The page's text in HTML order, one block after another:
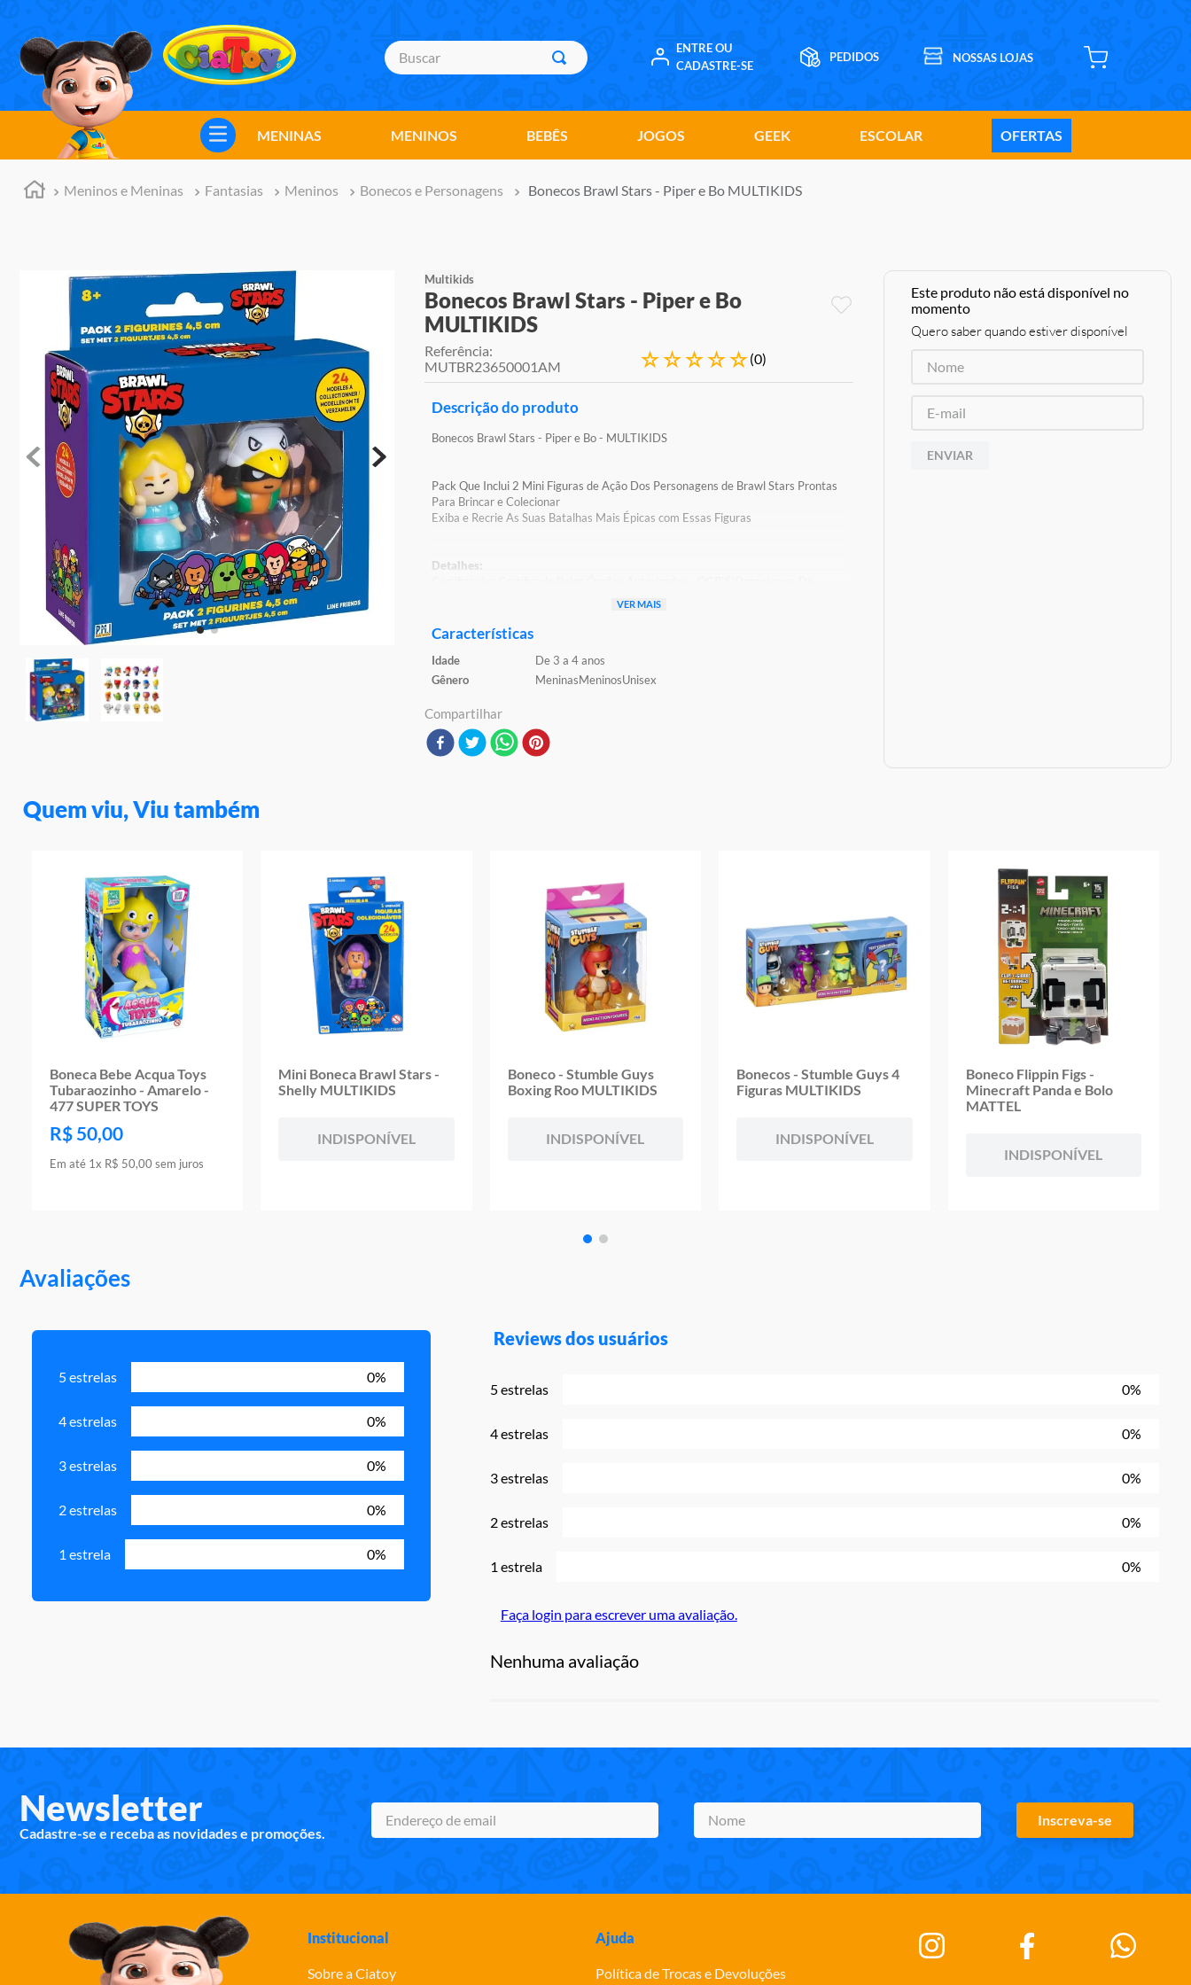
Buscar
ENTRE OU
CADASTRE-SE
MENINAS MENINOS BEBÊS JOGOS GEEK ESCOLAR OFERTAS
Meninos e Meninas Fantasias Meninos Bonecos e Personagens Bonecos Brawl Stars - Piper e Bo MULTIKIDS
Multikids
Bonecos Brawl Stars - Piper e Bo
MULTIKIDS
Referência:
MUTBR23650001AM
☆☆☆☆☆(0)
Descrição do produto
Bonecos Brawl Stars - Piper e Bo - MULTIKIDS
Pack Que Inclui 2 Mini Figuras de Ação Dos Personagens de Brawl Stars Prontas
Para Brincar e Colecionar
Exiba e Recrie As Suas Batalhas Mais Épicas com Essas Figuras
Detalhes:
Conteúdo da Embalagem: 2 Bonecos Miniatura
Material/Composição: Plástico
Marca: Multikids
Modelo: Braw Stars
Idade Indicada: 3+
Peso Aproximado: 0,100kg
VER MAIS
Características
Idade
De 3 a 4 anos
Gênero
MeninasMeninosUnisex
Compartilhar
Este produto não está disponível no
momento
Quero saber quando estiver disponível
ENVIAR
Quem viu, Viu também
Boneca Bebe Acqua Toys
Tubaraozinho - Amarelo -
477 SUPER TOYS
R$ 50,00
Em até 1x R$ 50,00 sem juros
Mini Boneca Brawl Stars -
Shelly MULTIKIDS
INDISPONÍVEL
Boneco - Stumble Guys
Boxing Roo MULTIKIDS
INDISPONÍVEL
Bonecos - Stumble Guys 4
Figuras MULTIKIDS
INDISPONÍVEL
Boneco Flippin Figs -
Minecraft Panda e Bolo
MATTEL
INDISPONÍVEL
Avaliações
5 estrelas 0%
4 estrelas 0%
3 estrelas 0%
2 estrelas 0%
1 estrela 0%
Reviews dos usuários
5 estrelas 0%
4 estrelas 0%
3 estrelas 0%
2 estrelas 0%
1 estrela 0%
Faça login para escrever uma avaliação.
Nenhuma avaliação
Newsletter
Cadastre-se e receba as novidades e promoções.
Inscreva-se
Institucional
Sobre a Ciatoy
Ajuda
Política de Trocas e Devoluções
TERMOS MAIS BUSCADOS
meninos
marvel legends
master of the universe
hot wheels
pokemon
jogos
rainbow high